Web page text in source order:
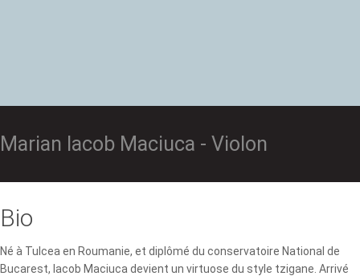
Marian Iacob Maciuca - Violon
Bio
Né à Tulcea en Roumanie, et diplômé du conservatoire National de
Bucarest, Iacob Maciuca devient un virtuose du style tzigane. Arrivé